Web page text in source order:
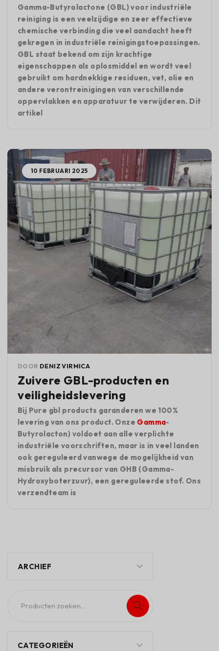
Gamma-Butyrolactone (GBL) voor industriële
reiniging is een veelzijdige en zeer effectieve
chemische verbinding die veel aandacht heeft
gekregen in industriële reinigingstoepassingen.
GBL staat bekend om zijn krachtige
eigenschappen als oplosmiddel en wordt veel
gebruikt om hardnekkige residuen, vet, olie en
andere verontreinigingen van verschillende
oppervlakken en apparatuur te verwijderen. Dit
artikel
10 FEBRUARI 2025
DOOR DENIZ VIRMICA
Zuivere GBL-producten en
veiligheidslevering
Bij Pure gbl products garanderen we 100%
levering van ons product. Onze Gamma-
Butyrolacton) voldoet aan alle verplichte
industriële voorschriften, maar is in veel landen
ook gereguleerd vanwege de mogelijkheid van
misbruik als precursor van GHB (Gamma-
Hydroxyboterzuur), een gereguleerde stof. Ons
verzendteam is
ARCHIEF
CATEGORIEËN